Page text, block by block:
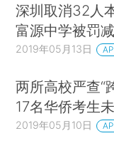
深圳取消32人
富源中学被罚
2019年05月13日
两所高校严查“
17名华侨考生
2019年05月10日